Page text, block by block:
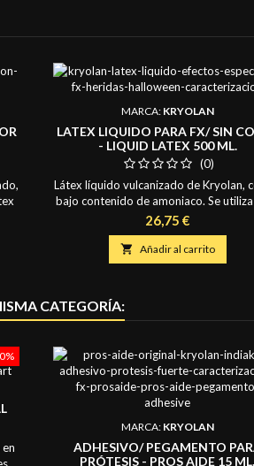
MARCA: KRYOLAN
LATEX LIQUIDO PARA FX/ SIN
- LIQUID LATEX 500 ML.
(0)
Látex líquido vulcanizado de Kryolan,
bajo contenido de amoniaco. Se
crear pequeñas prótesis como
piezas de mentón, calvas, y
También se puede utilizar para
de piel vieja o lesiones. Latex sin
Precio
26,75 €
 Añadir al carrito
CATEGORÍA:
MARCA: KRYOLAN
ADHESIVO/ PEGAMENTO
PRÓTESIS - PROS AIDE 15 ML.